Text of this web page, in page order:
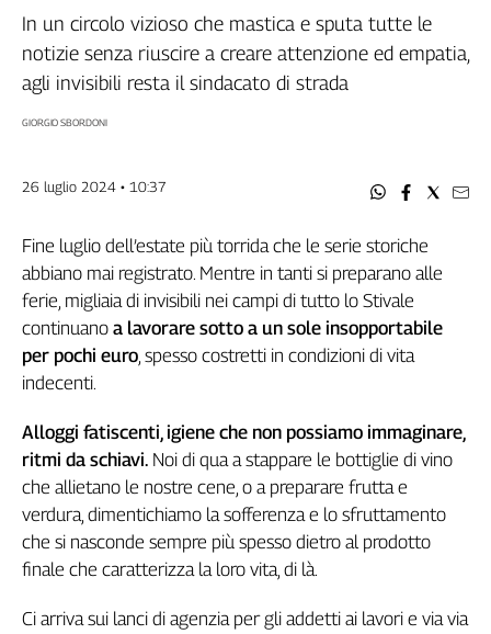
Filctem
Fillea
Fisac
Flc
Nidil
Slc
Spi
Inca
Caaf
G8
di
Genova,
il
sangue
della
ragione
120
In un circolo vizioso che mastica e sputa tutte le
notizie senza riuscire a creare attenzione ed empatia,
agli invisibili resta il sindacato di strada
GIORGIO SBORDONI
26 luglio 2024 • 10:37
Fine luglio dell’estate più torrida che le serie storiche
abbiano mai registrato. Mentre in tanti si preparano alle
ferie, migliaia di invisibili nei campi di tutto lo Stivale
continuano a lavorare sotto a un sole insopportabile
per pochi euro, spesso costretti in condizioni di vita
indecenti.
Alloggi fatiscenti, igiene che non possiamo immaginare,
ritmi da schiavi. Noi di qua a stappare le bottiglie di vino
che allietano le nostre cene, o a preparare frutta e
verdura, dimentichiamo la sofferenza e lo sfruttamento
che si nasconde sempre più spesso dietro al prodotto
finale che caratterizza la loro vita, di là.
Ci arriva sui lanci di agenzia per gli addetti ai lavori e via via